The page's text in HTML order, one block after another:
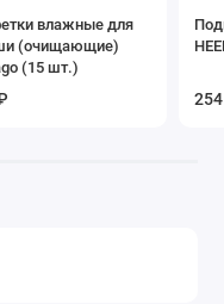
влажные для
(очищающие)
(15 шт.)